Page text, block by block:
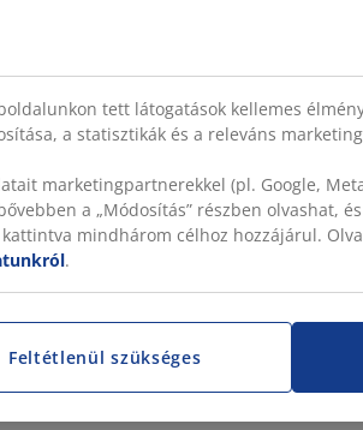
tett látogatások kellemes
a statisztikák és a releváns
marketingpartnerekkel (pl. Google,
a „Módosítás” részben olvashat,
mindhárom célhoz hozzájárul.
.
Feltétlenül szükséges